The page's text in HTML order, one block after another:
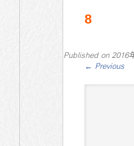
8
Published on 2016
← Previous